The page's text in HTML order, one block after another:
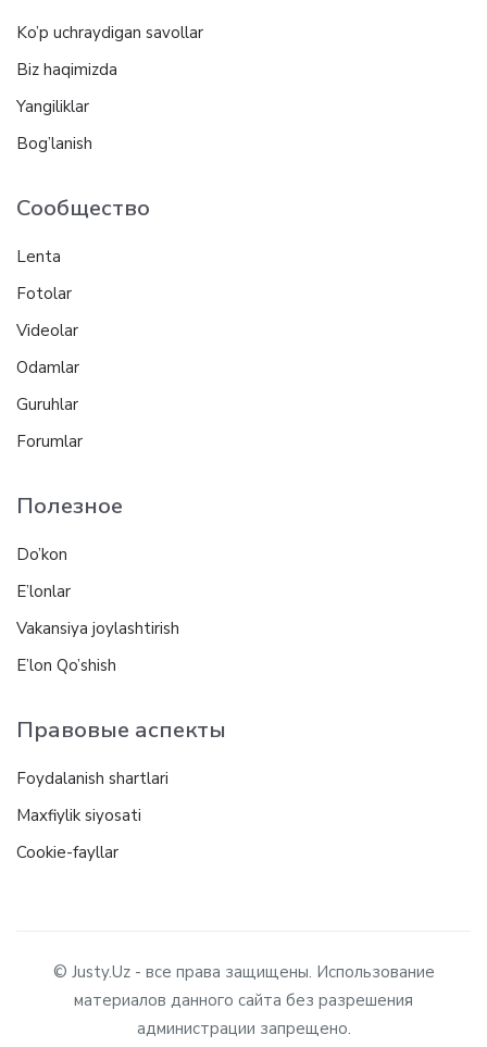
Ko’p uchraydigan savollar
Biz haqimizda
Yangiliklar
Bog’lanish
Сообщество
Lenta
Fotolar
Videolar
Odamlar
Guruhlar
Forumlar
Полезное
Do’kon
E’lonlar
Vakansiya joylashtirish
E’lon Qo’shish
Правовые аспекты
Foydalanish shartlari
Maxfiylik siyosati
Cookie-fayllar
© Justy.Uz - все права защищены. Использование
материалов данного сайта без разрешения
администрации запрещено.